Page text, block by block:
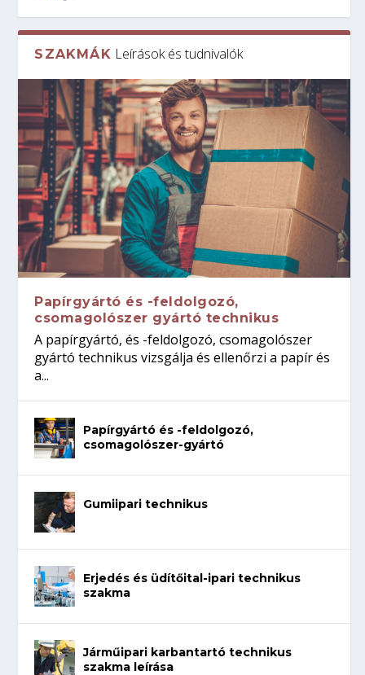
SZAKMÁK Leírások és tudnivalók
Papírgyártó és -feldolgozó,
csomagolószer gyártó technikus
A papírgyártó, és -feldolgozó, csomagolószer
gyártó technikus vizsgálja és ellenőrzi a papír és
a...
Papírgyártó és -feldolgozó,
csomagolószer-gyártó
Gumiipari technikus
Erjedés és üdítőital-ipari technikus
szakma
Járműipari karbantartó technikus
szakma leírása